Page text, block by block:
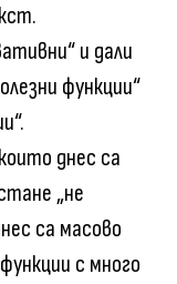
и дали
функции“
днес са
„не
са масово
с много